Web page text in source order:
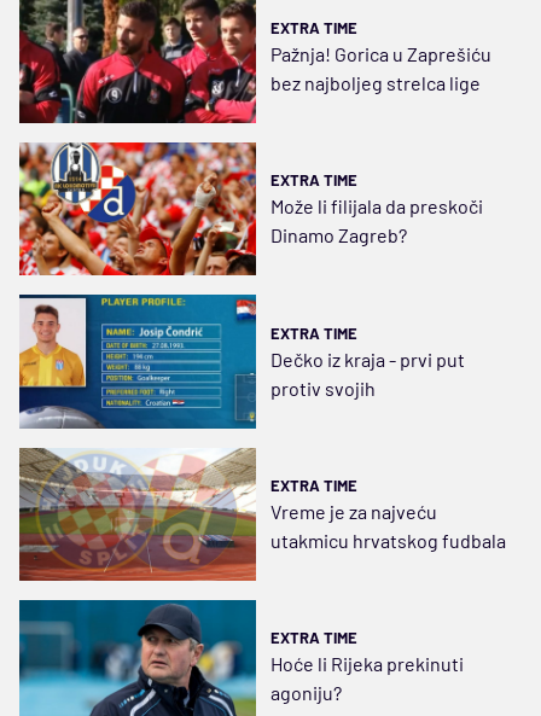
EXTRA TIME
Pažnja! Gorica u Zaprešiću
bez najboljeg strelca lige
EXTRA TIME
Može li filijala da preskoči
Dinamo Zagreb?
EXTRA TIME
Dečko iz kraja - prvi put
protiv svojih
EXTRA TIME
Vreme je za najveću
utakmicu hrvatskog fudbala
EXTRA TIME
Hoće li Rijeka prekinuti
agoniju?